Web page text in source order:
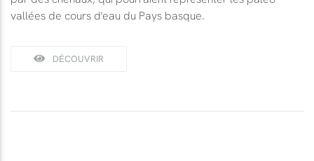
vallées de cours d'eau du Pays basque.
DÉCOUVRIR